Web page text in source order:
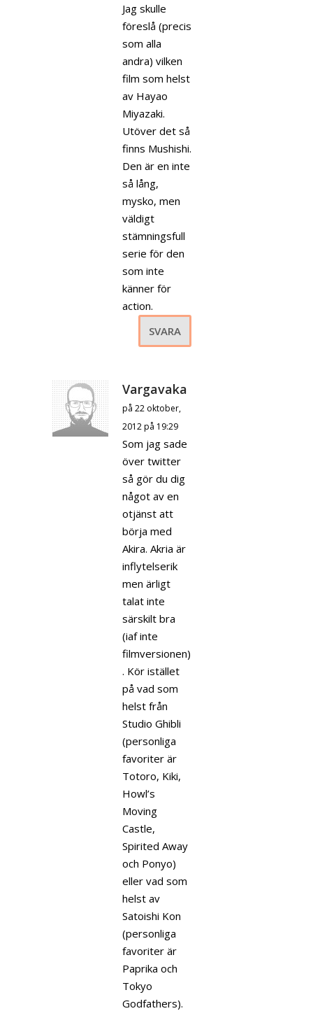
Jag skulle
föreslå (precis
som alla
andra) vilken
film som helst
av Hayao
Miyazaki.
Utöver det så
finns Mushishi.
Den är en inte
så lång,
mysko, men
väldigt
stämningsfull
serie för den
som inte
känner för
action.
SVARA
Vargavaka
på 22 oktober,
2012 på 19:29
Som jag sade
över twitter
så gör du dig
något av en
otjänst att
börja med
Akira. Akria är
inflytelserik
men ärligt
talat inte
särskilt bra
(iaf inte
filmversionen)
. Kör istället
på vad som
helst från
Studio Ghibli
(personliga
favoriter är
Totoro, Kiki,
Howl’s
Moving
Castle,
Spirited Away
och Ponyo)
eller vad som
helst av
Satoishi Kon
(personliga
favoriter är
Paprika och
Tokyo
Godfathers).